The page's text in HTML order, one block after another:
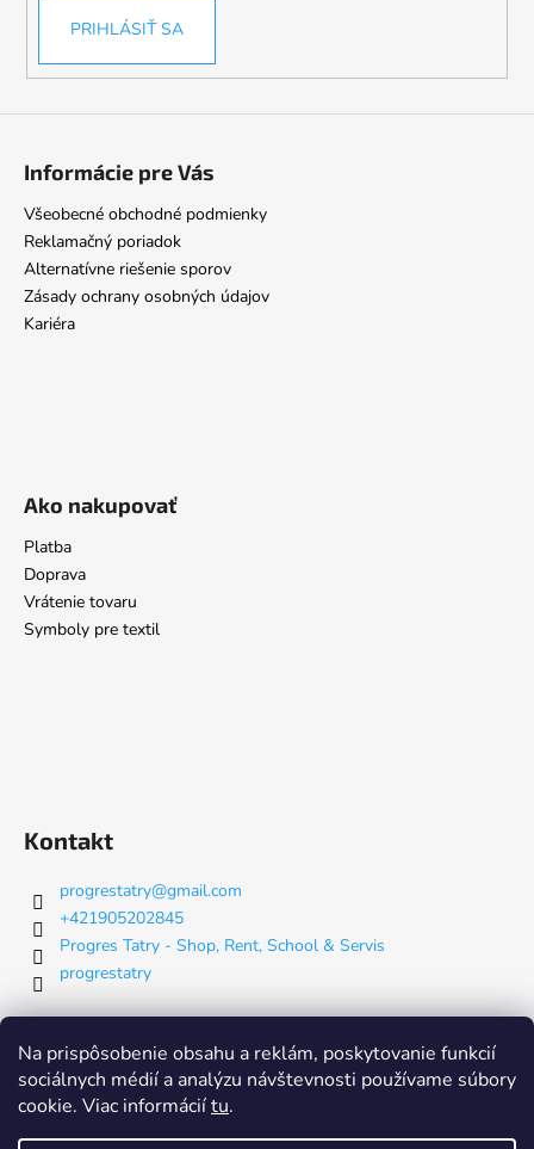
Na prispôsobenie obsahu a reklám, poskytovanie funkcií
sociálnych médií a analýzu návštevnosti používame súbory
cookie. Viac informáciítu.
PRIHLÁSIŤ SA
Informácie pre Vás
Všeobecné obchodné podmienky
Reklamačný poriadok
Alternatívne riešenie sporov
Zásady ochrany osobných údajov
Kariéra
Ako nakupovať
Platba
Doprava
Vrátenie tovaru
Symboly pre textil
Kontakt
progrestatry@gmail.com
+421905202845
Progres Tatry - Shop, Rent, School & Servis
progrestatry
Nákupný košík